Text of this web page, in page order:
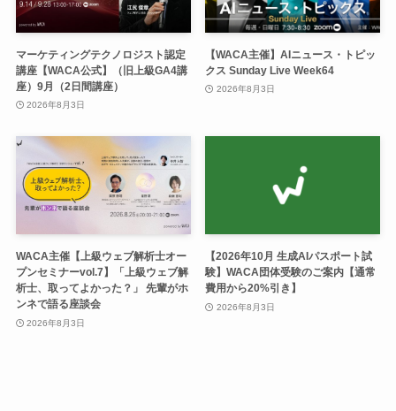
マーケティングテクノロジスト認定
講座【WACA公式】（旧上級GA4講
座）9月（2日間講座）
2026年8月3日
【WACA主催】AIニュース・トピッ
クス Sunday Live Week64
2026年8月3日
WACA主催【上級ウェブ解析士オー
プンセミナーvol.7】「上級ウェブ解
析士、取ってよかった？」 先輩がホ
ンネで語る座談会
2026年8月3日
【2026年10月 生成AIパスポート試
験】WACA団体受験のご案内【通常
費用から20%引き】
2026年8月3日